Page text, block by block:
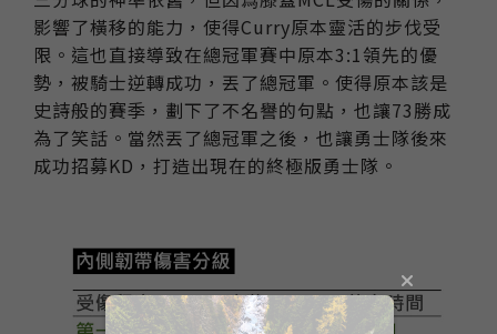
影響了橫移的能力，使得Curry原本靈活的步伐受
限。這也直接導致在總冠軍賽中原本3:1領先的優
勢，被騎士逆轉成功，丟了總冠軍。使得原本該是
史詩般的賽季，劃下了不名譽的句點，也讓73勝成
為了笑話。當然丟了總冠軍之後，也讓勇士隊後來
成功招募KD，打造出現在的終極版勇士隊。